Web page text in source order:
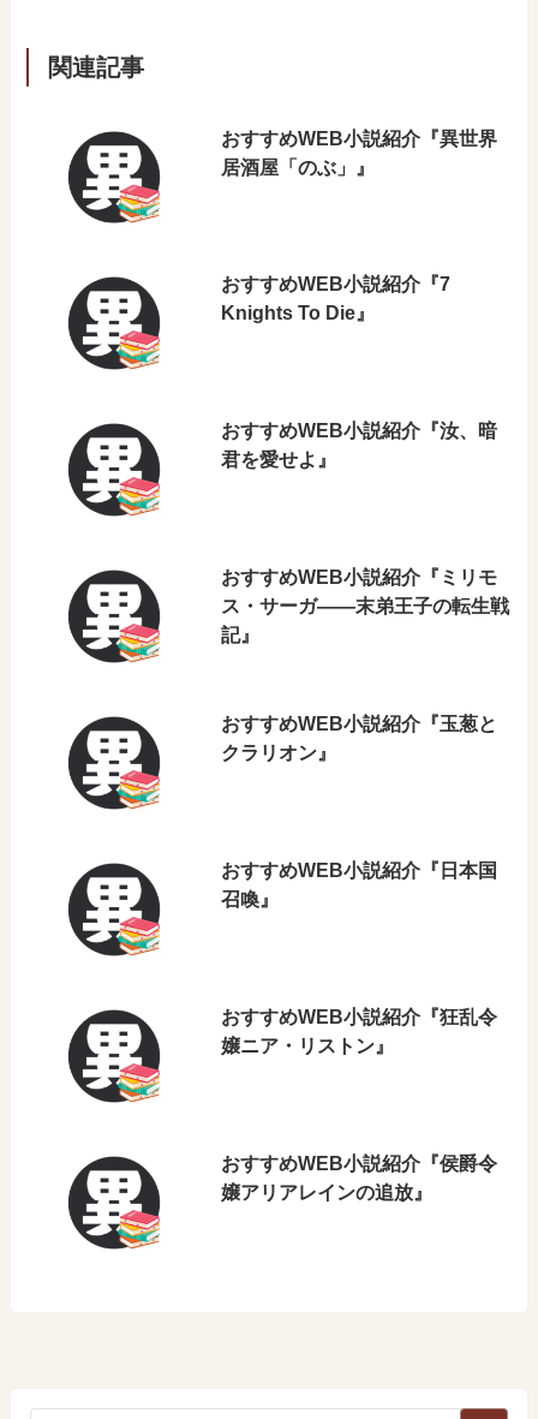
関連記事
おすすめWEB小説紹介『異世界
居酒屋「のぶ」』
おすすめWEB小説紹介『7
Knights To Die』
おすすめWEB小説紹介『汝、暗
君を愛せよ』
おすすめWEB小説紹介『ミリモ
ス・サーガ――末弟王子の転生戦
記』
おすすめWEB小説紹介『玉葱と
クラリオン』
おすすめWEB小説紹介『日本国
召喚』
おすすめWEB小説紹介『狂乱令
嬢ニア・リストン』
おすすめWEB小説紹介『侯爵令
嬢アリアレインの追放』